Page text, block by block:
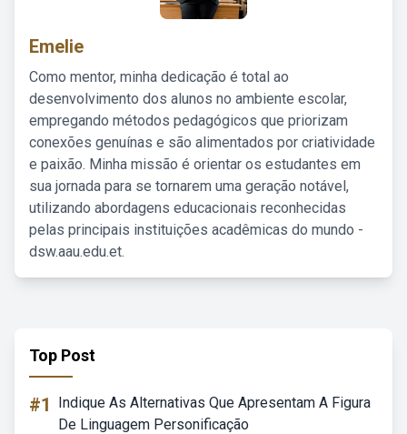
Emelie
Como mentor, minha dedicação é total ao
desenvolvimento dos alunos no ambiente escolar,
empregando métodos pedagógicos que priorizam
conexões genuínas e são alimentados por criatividade
e paixão. Minha missão é orientar os estudantes em
sua jornada para se tornarem uma geração notável,
utilizando abordagens educacionais reconhecidas
pelas principais instituições acadêmicas do mundo -
dsw.aau.edu.et.
Top Post
#1
Indique As Alternativas Que Apresentam A Figura
De Linguagem Personificação